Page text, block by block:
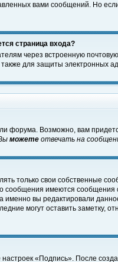
вами сообщений. Но
страница входа?
через встроенную
для защиты электронных
Возможно, вам
можете отвечать на
только свои собственные
имеются
именно вы редактировали
могут оставить заметку,
«Подпись». После